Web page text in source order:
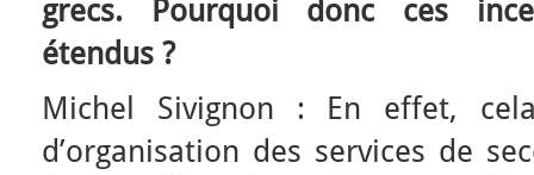
grecs. Pourquoi donc ces
étendus ?
Michel Sivignon : En effet,
d’organisation des services de